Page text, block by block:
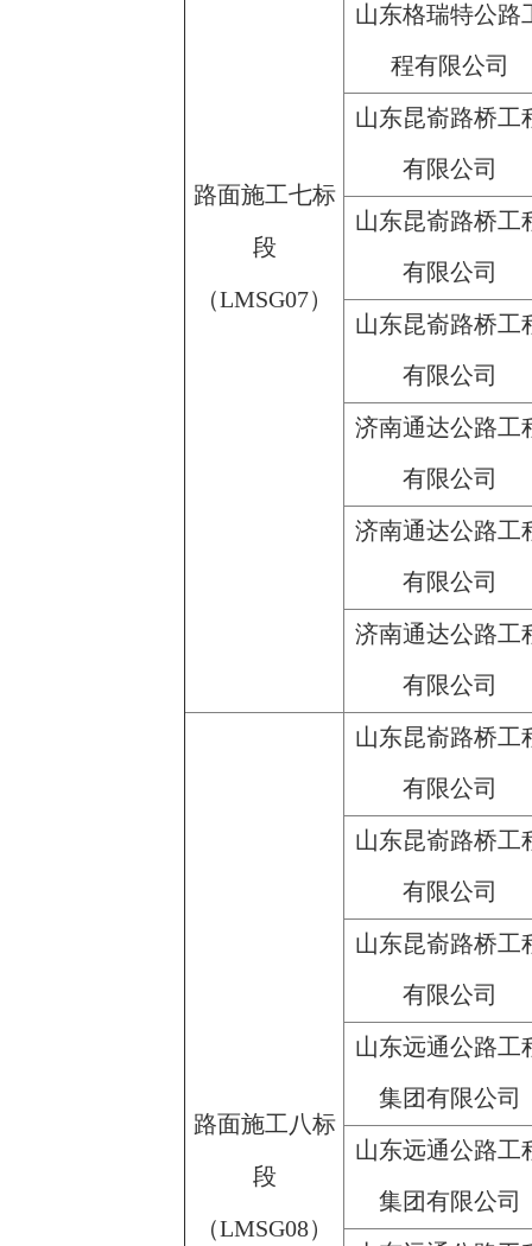
路面施工七标
段
（LMSG07）
山东格瑞特公路
程有限公司
山东昆嵛路桥工
有限公司
山东昆嵛路桥工
有限公司
山东昆嵛路桥工
有限公司
济南通达公路工
有限公司
济南通达公路工
有限公司
济南通达公路工
有限公司
路面施工八标
段
（LMSG08）
山东昆嵛路桥工
有限公司
山东昆嵛路桥工
有限公司
山东昆嵛路桥工
有限公司
山东远通公路工
集团有限公司
山东远通公路工
集团有限公司